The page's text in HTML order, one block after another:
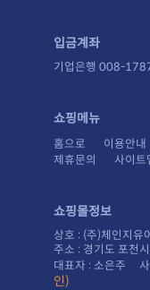
입금계좌
기업은행 008-
쇼핑메뉴
홈으로 이용안내
제휴문의
사이트
쇼핑몰정보
상호 : (주)체인지유
주소 : 경기도 포천
대표자 : 소은주
인)